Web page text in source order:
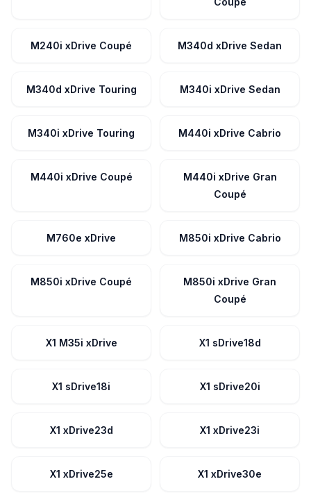
M240i xDrive Coupé M340d xDrive Sedan
M340d xDrive Touring M340i xDrive Sedan
M340i xDrive Touring M440i xDrive Cabrio
M440i xDrive Coupé
M440i xDrive Gran
Coupé
M760e xDrive M850i xDrive Cabrio
M850i xDrive Coupé
M850i xDrive Gran
Coupé
X1 M35i xDrive X1 sDrive18d
X1 sDrive18i X1 sDrive20i
X1 xDrive23d X1 xDrive23i
X1 xDrive25e X1 xDrive30e